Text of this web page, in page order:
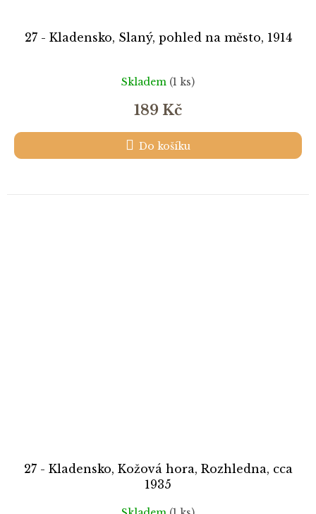
27 - Kladensko, Slaný, pohled na město, 1914
Skladem (1 ks)
189 Kč
Do košíku
27 - Kladensko, Kožová hora, Rozhledna, cca
1935